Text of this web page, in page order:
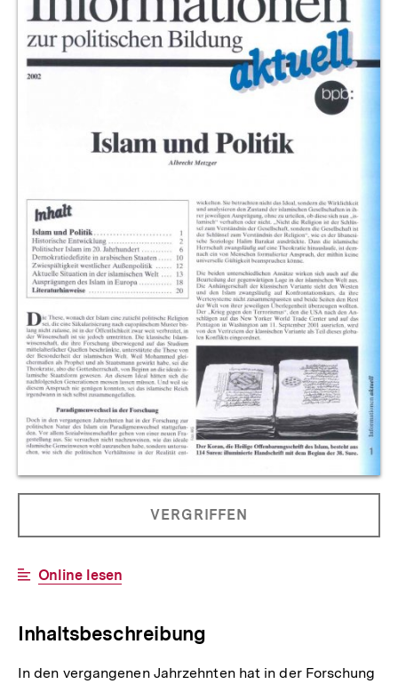
PRODUKT
NICHT
VERGRIFFEN
Interner
Online lesen
Inhaltsbeschreibung
In den vergangenen Jahrzehnten hat in der Forschung